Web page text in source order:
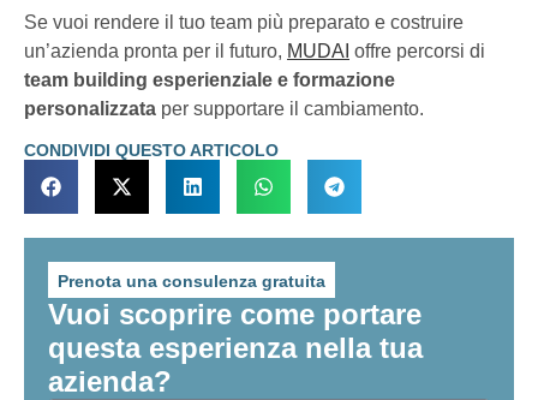
Se vuoi rendere il tuo team più preparato e costruire
un’azienda pronta per il futuro, MUDAI offre percorsi di
team building esperienziale e formazione
personalizzata per supportare il cambiamento.
CONDIVIDI QUESTO ARTICOLO
Prenota una consulenza gratuita
Vuoi scoprire come portare
questa esperienza nella tua
azienda?